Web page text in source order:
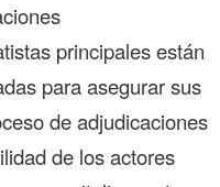
principales están
para asegurar sus
de adjudicaciones
de los actores